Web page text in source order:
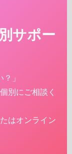
サポー
」
別にご相談く
はオンライン